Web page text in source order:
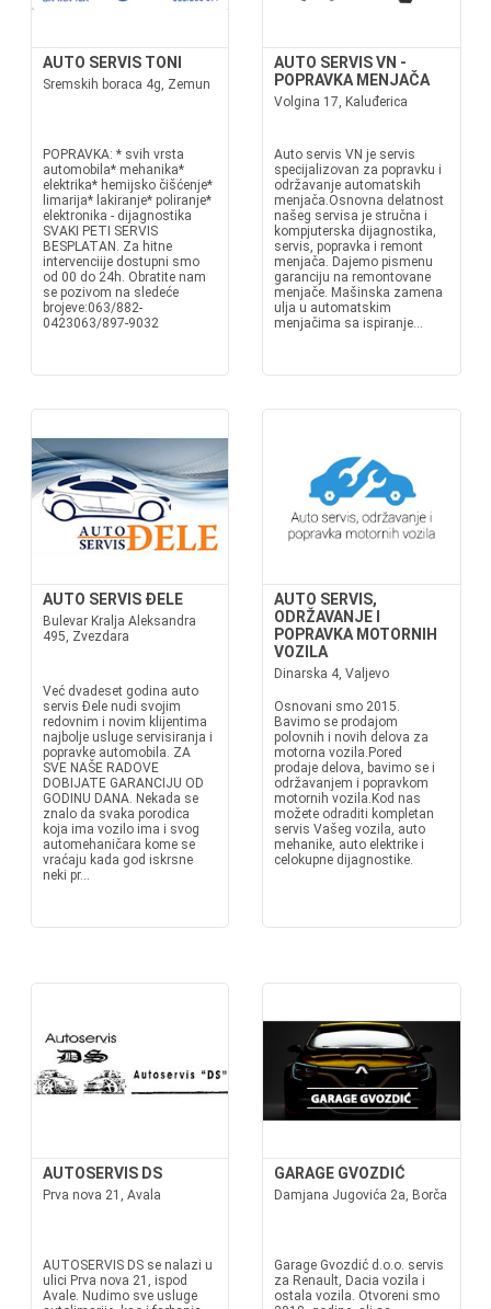
AUTO SERVIS TONI
Sremskih boraca 4g, Zemun
POPRAVKA: * svih vrsta
automobila* mehanika*
elektrika* hemijsko čišćenje*
limarija* lakiranje* poliranje*
elektronika - dijagnostika
SVAKI PETI SERVIS
BESPLATAN. Za hitne
intervenciije dostupni smo
od 00 do 24h. Obratite nam
se pozivom na sledeće
brojeve:063/882-
0423063/897-9032
AUTO SERVIS VN -
POPRAVKA MENJAČA
Volgina 17, Kaluđerica
Auto servis VN je servis
specijalizovan za popravku i
održavanje automatskih
menjača.Osnovna delatnost
našeg servisa je stručna i
kompjuterska dijagnostika,
servis, popravka i remont
menjača. Dajemo pismenu
garanciju na remontovane
menjače. Mašinska zamena
ulja u automatskim
menjačima sa ispiranje...
AUTO SERVIS ĐELE
Bulevar Kralja Aleksandra
495, Zvezdara
Već dvadeset godina auto
servis Đele nudi svojim
redovnim i novim klijentima
najbolje usluge servisiranja i
popravke automobila. ZA
SVE NAŠE RADOVE
DOBIJATE GARANCIJU OD
GODINU DANA. Nekada se
znalo da svaka porodica
koja ima vozilo ima i svog
automehaničara kome se
vraćaju kada god iskrsne
neki pr...
AUTO SERVIS,
ODRŽAVANJE I
POPRAVKA MOTORNIH
VOZILA
Dinarska 4, Valjevo
Osnovani smo 2015.
Bavimo se prodajom
polovnih i novih delova za
motorna vozila.Pored
prodaje delova, bavimo se i
održavanjem i popravkom
motornih vozila.Kod nas
možete odraditi kompletan
servis Vašeg vozila, auto
mehanike, auto elektrike i
celokupne dijagnostike.
AUTOSERVIS DS
Prva nova 21, Avala
AUTOSERVIS DS se nalazi u
ulici Prva nova 21, ispod
Avale. Nudimo sve usluge
GARAGE GVOZDIĆ
Damjana Jugovića 2a, Borča
Garage Gvozdić d.o.o. servis
za Renault, Dacia vozila i
ostala vozila. Otvoreni smo